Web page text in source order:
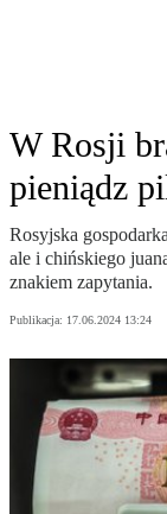
W Rosji
pieniądz
Rosyjska
ale i chińskiego
znakiem zapytania.
Publikacja: 17.06.2024 13:24